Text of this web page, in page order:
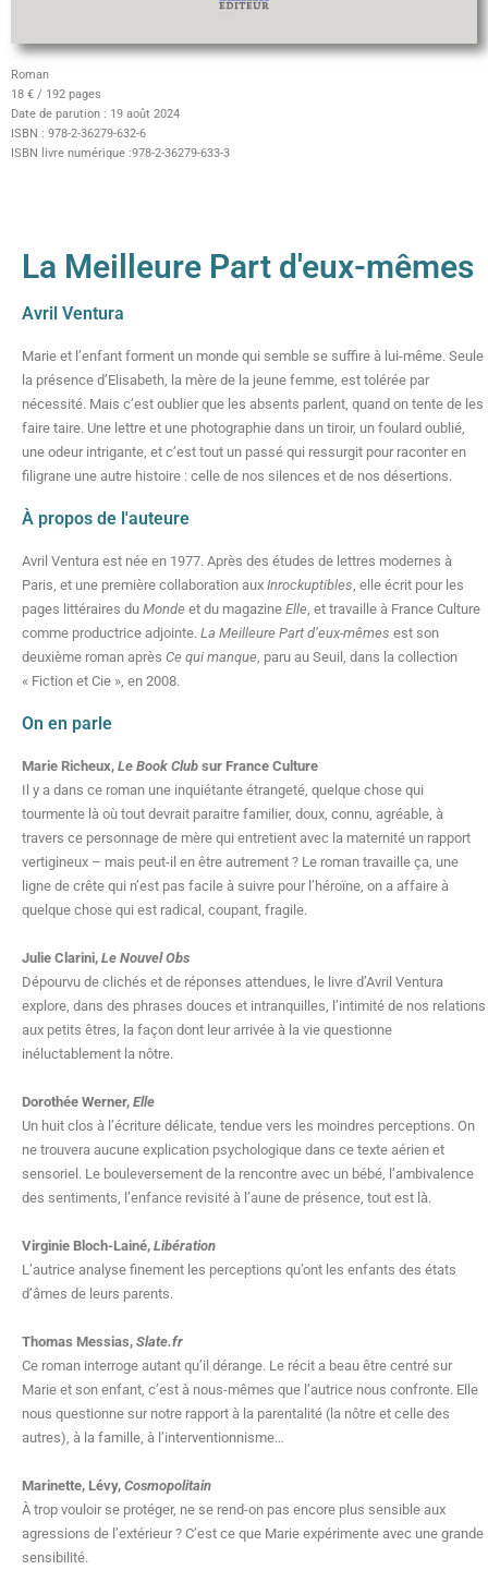
Roman
18 € / 192 pages
Date de parution : 19 août 2024
ISBN : 978-2-36279-632-6
ISBN livre numérique :978-2-36279-633-3
La Meilleure Part d'eux-mêmes
Avril Ventura
Marie et l’enfant forment un monde qui semble se suffire à lui-même. Seule
la présence d’Elisabeth, la mère de la jeune femme, est tolérée par
nécessité. Mais c’est oublier que les absents parlent, quand on tente de les
faire taire. Une lettre et une photographie dans un tiroir, un foulard oublié,
une odeur intrigante, et c’est tout un passé qui ressurgit pour raconter en
filigrane une autre histoire : celle de nos silences et de nos désertions.
À propos de l'auteure
Avril Ventura est née en 1977. Après des études de lettres modernes à
Paris, et une première collaboration aux Inrockuptibles , elle écrit pour les
pages littéraires du Monde et du magazine Elle , et travaille à France Culture
comme productrice adjointe. La Meilleure Part d’eux-mêmes est son
deuxième roman après Ce qui manque , paru au Seuil, dans la collection
« Fiction et Cie », en 2008.
On en parle
Marie Richeux, Le Book Club sur France Culture
Il y a dans ce roman une inquiétante étrangeté, quelque chose qui
tourmente là où tout devrait paraitre familier, doux, connu, agréable, à
travers ce personnage de mère qui entretient avec la maternité un rapport
vertigineux – mais peut-il en être autrement ? Le roman travaille ça, une
ligne de crête qui n’est pas facile à suivre pour l’héroïne, on a affaire à
quelque chose qui est radical, coupant, fragile.
Julie Clarini, Le Nouvel Obs
Dépourvu de clichés et de réponses attendues, le livre d’Avril Ventura
explore, dans des phrases douces et intranquilles, l’intimité de nos relations
aux petits êtres, la façon dont leur arrivée à la vie questionne
inéluctablement la nôtre.
Dorothée Werner, Elle
Un huit clos à l’écriture délicate, tendue vers les moindres perceptions. On
ne trouvera aucune explication psychologique dans ce texte aérien et
sensoriel. Le bouleversement de la rencontre avec un bébé, l’ambivalence
des sentiments, l’enfance revisité à l’aune de présence, tout est là.
Virginie Bloch-Lainé, Libération
L’autrice analyse finement les perceptions qu’ont les enfants des états
d’âmes de leurs parents.
Thomas Messias, Slate.fr
Ce roman interroge autant qu’il dérange. Le récit a beau être centré sur
Marie et son enfant, c’est à nous-mêmes que l’autrice nous confronte. Elle
nous questionne sur notre rapport à la parentalité (la nôtre et celle des
autres), à la famille, à l’interventionnisme…
Marinette, Lévy, Cosmopolitain
À trop vouloir se protéger, ne se rend-on pas encore plus sensible aux
agressions de l’extérieur ? C’est ce que Marie expérimente avec une grande
sensibilité.